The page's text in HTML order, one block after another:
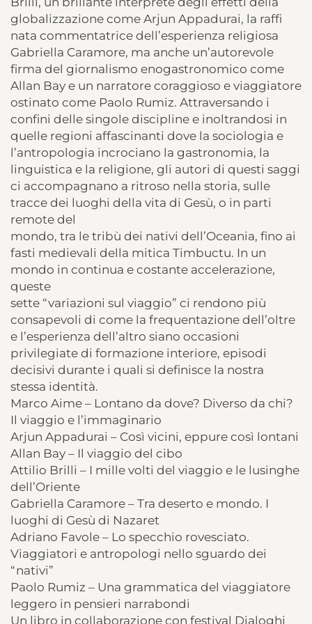
globalizzazione come Arjun Appadurai, la raffi
nata commentatrice dell’esperienza religiosa
Gabriella Caramore, ma anche un’autorevole
firma del giornalismo enogastronomico come
Allan Bay e un narratore coraggioso e viaggiatore
ostinato come Paolo Rumiz. Attraversando i
confini delle singole discipline e inoltrandosi in
quelle regioni affascinanti dove la sociologia e
l’antropologia incrociano la gastronomia, la
linguistica e la religione, gli autori di questi saggi
ci accompagnano a ritroso nella storia, sulle
tracce dei luoghi della vita di Gesù, o in parti
remote del
mondo, tra le tribù dei nativi dell’Oceania, fino ai
fasti medievali della mitica Timbuctu. In un
mondo in continua e costante accelerazione,
queste
sette “variazioni sul viaggio” ci rendono più
consapevoli di come la frequentazione dell’oltre
e l’esperienza dell’altro siano occasioni
privilegiate di formazione interiore, episodi
decisivi durante i quali si definisce la nostra
stessa identità.
Marco Aime – Lontano da dove? Diverso da chi?
Il viaggio e l’immaginario
Arjun Appadurai – Così vicini, eppure così lontani
Allan Bay – Il viaggio del cibo
Attilio Brilli – I mille volti del viaggio e le lusinghe
dell’Oriente
Gabriella Caramore – Tra deserto e mondo. I
luoghi di Gesù di Nazaret
Adriano Favole – Lo specchio rovesciato.
Viaggiatori e antropologi nello sguardo dei
“nativi”
Paolo Rumiz – Una grammatica del viaggiatore
leggero in pensieri narrabondi
Un libro in collaborazione con festival Dialoghi